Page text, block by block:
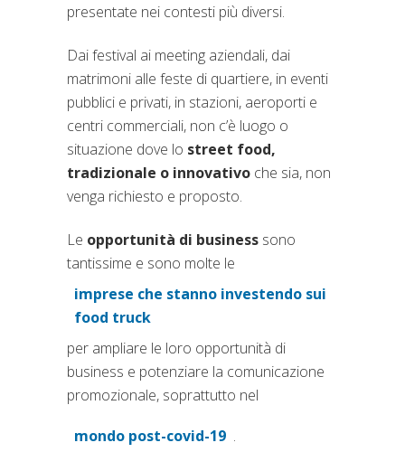
presentate nei contesti più diversi.
Dai festival ai meeting aziendali, dai
matrimoni alle feste di quartiere, in eventi
pubblici e privati, in stazioni, aeroporti e
centri commerciali, non c’è luogo o
situazione dove lo street food,
tradizionale o innovativo che sia, non
venga richiesto e proposto.
Le opportunità di business sono
tantissime e sono molte le
imprese che stanno investendo sui
food truck
per ampliare le loro opportunità di
business e potenziare la comunicazione
promozionale, soprattutto nel
mondo post-covid-19
(si apre in una nuova scheda)
.